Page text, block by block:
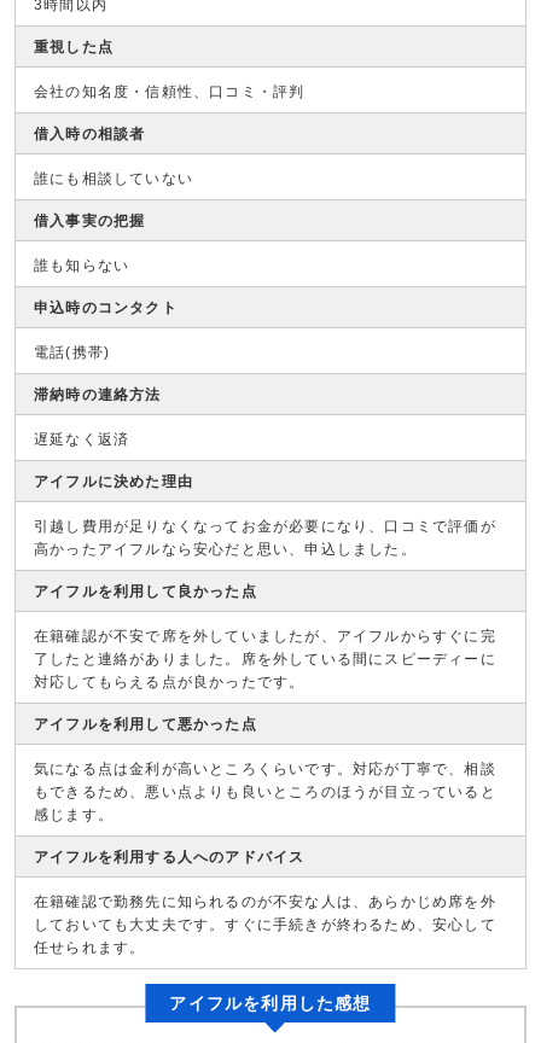
3時間以内
重視した点
会社の知名度・信頼性、口コミ・評判
借入時の相談者
誰にも相談していない
借入事実の把握
誰も知らない
申込時のコンタクト
電話(携帯)
滞納時の連絡方法
遅延なく返済
アイフルに決めた理由
引越し費用が足りなくなってお金が必要になり、口コミで評価が
高かったアイフルなら安心だと思い、申込しました。
アイフルを利用して良かった点
在籍確認が不安で席を外していましたが、アイフルからすぐに完
了したと連絡がありました。席を外している間にスピーディーに
対応してもらえる点が良かったです。
アイフルを利用して悪かった点
気になる点は金利が高いところくらいです。対応が丁寧で、相談
もできるため、悪い点よりも良いところのほうが目立っていると
感じます。
アイフルを利用する人へのアドバイス
在籍確認で勤務先に知られるのが不安な人は、あらかじめ席を外
しておいても大丈夫です。すぐに手続きが終わるため、安心して
任せられます。
アイフルを利用した感想